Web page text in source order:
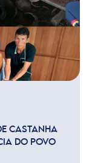
CASTANHA
DO POVO